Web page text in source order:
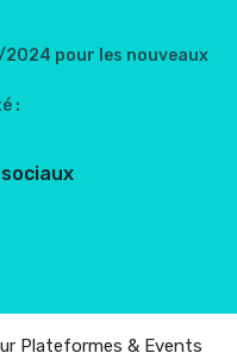
pour les nouveaux
:
Plateformes & Events